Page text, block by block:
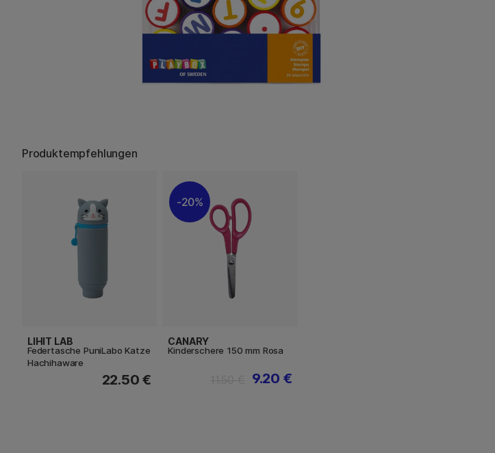
Produktempfehlungen
LIHIT LAB
Federtasche PuniLabo Katze
Hachihaware
22.50 €
20%
CANARY
Kinderschere 150 mm Rosa
9.20 €